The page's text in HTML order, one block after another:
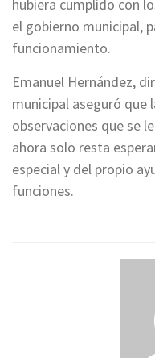
hubiera cumplido con
el gobierno municipal,
funcionamiento.
Emanuel Hernández,
municipal aseguró que
observaciones que se
ahora solo resta
especial y del propio
funciones.